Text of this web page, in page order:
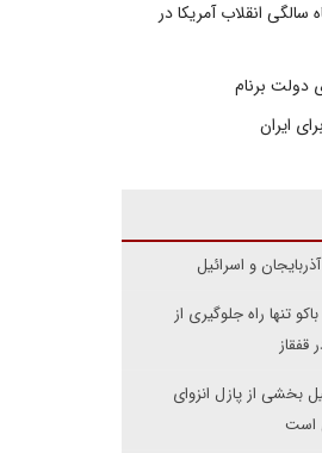
انقلاب آمریکا در
دولت برنام
ایران
و اسرائیل
تنها راه جلوگیری از
قفقاز
بخشی از پازل انزوای
است